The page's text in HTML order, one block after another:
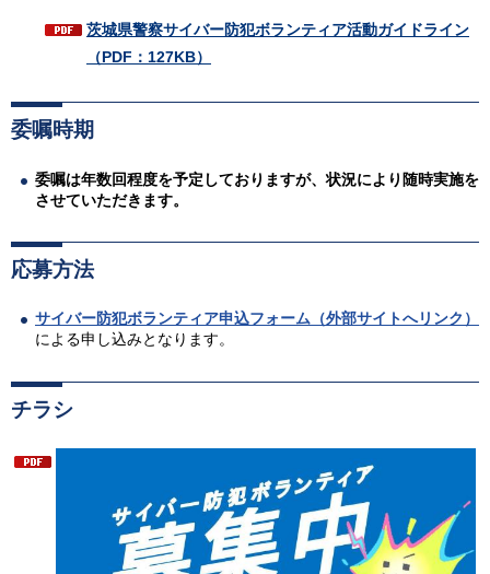
茨城県警察サイバー防犯ボランティア活動ガイドライン
（PDF：127KB）
委嘱時期
委嘱は年数回程度を予定しておりますが、状況により随時実施を
させていただきます。
応募方法
サイバー防犯ボランティア申込フォーム（外部サイトへリンク）
による申し込みとなります。
チラシ